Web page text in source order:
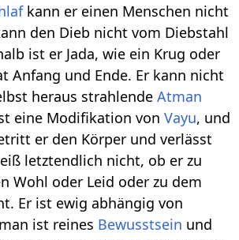
kann er einen Menschen nicht
den Dieb nicht vom Diebstahl
ist er Jada, wie ein Krug oder
Anfang und Ende. Er kann nicht
heraus strahlendeAtman
eine Modifikation vonVayu, und
er den Körper und verlässt
letztendlich nicht, ob er zu
Wohl oder Leid oder zu dem
Er ist ewig abhängig von
ist reines Bewusstsein und